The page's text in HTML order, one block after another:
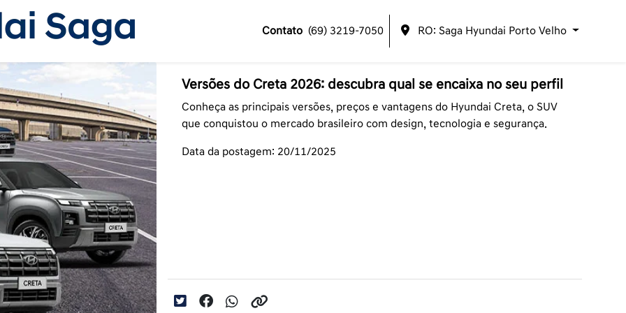
Contato (69) 3219-7050 RO: Saga Hyundai Porto Velho
Versões do Creta 2026: descubra qual se encaixa no seu perfil
Conheça as principais versões, preços e vantagens do Hyundai Creta, o SUV
que conquistou o mercado brasileiro com design, tecnologia e segurança.
Data da postagem: 20/11/2025